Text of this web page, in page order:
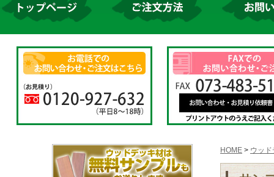
HOME > ウッド